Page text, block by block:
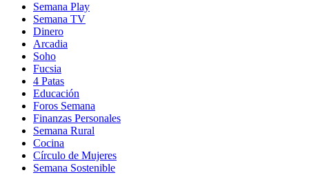
Semana Play
Semana TV
Dinero
Arcadia
Soho
in
new
window
Fucsia
in
new
window
4 Patas
Educación
Foros Semana
Finanzas Personales
Semana Rural
Cocina
Círculo de Mujeres
Semana Sostenible